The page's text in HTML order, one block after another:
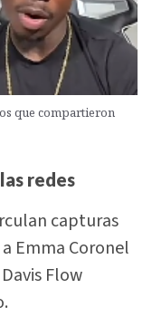
que compartieron
redes
capturas
Emma Coronel
Flow